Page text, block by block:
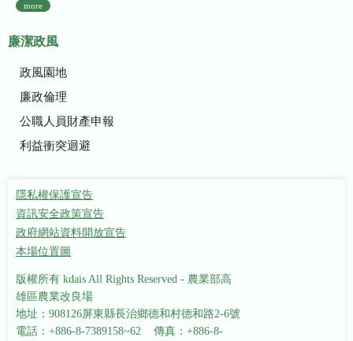
more
廉潔政風
政風園地
廉政倫理
公職人員財產申報
利益衝突迴避
隱私權保護宣告
資訊安全政策宣告
政府網站資料開放宣告
本場位置圖
版權所有 kdais All Rights Reserved - 農業部高
雄區農業改良場
地址：908126屏東縣長治鄉德和村德和路2-6號
電話：+886-8-7389158~62 傳真：+886-8-